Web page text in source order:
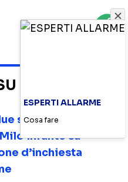
speciali in prima
Infante su
d’inchiesta
ESPERTI ALLARME
Cosa fare